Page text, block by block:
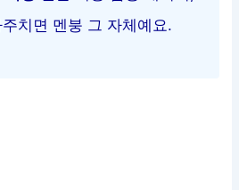
치면 멘붕 그 자체예요.